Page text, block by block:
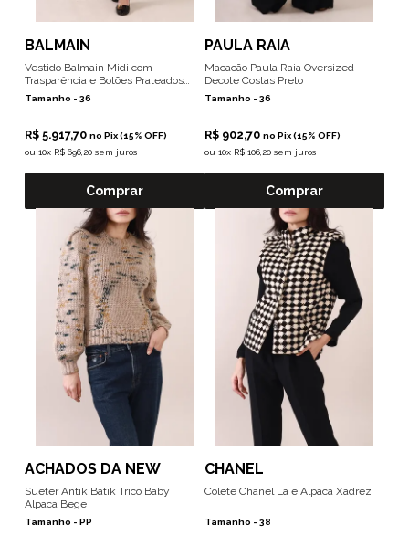
BALMAIN
Vestido Balmain Midi com
Trasparência e Botões Prateados
Preto
Tamanho - 36
R$ 5.917,70 no Pix (15% OFF)
ou 10x R$ 696,20 sem juros
Comprar
PAULA RAIA
Macacão Paula Raia Oversized
Decote Costas Preto
Tamanho - 36
R$ 902,70 no Pix (15% OFF)
ou 10x R$ 106,20 sem juros
Comprar
ACHADOS DA NEW
Sueter Antik Batik Tricô Baby
Alpaca Bege
Tamanho - PP
CHANEL
Colete Chanel Lã e Alpaca Xadrez
Tamanho - 38